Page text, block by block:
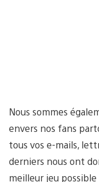
Nous sommes
envers nos fans
tous vos e-mails,
derniers nous ont
meilleur jeu possible